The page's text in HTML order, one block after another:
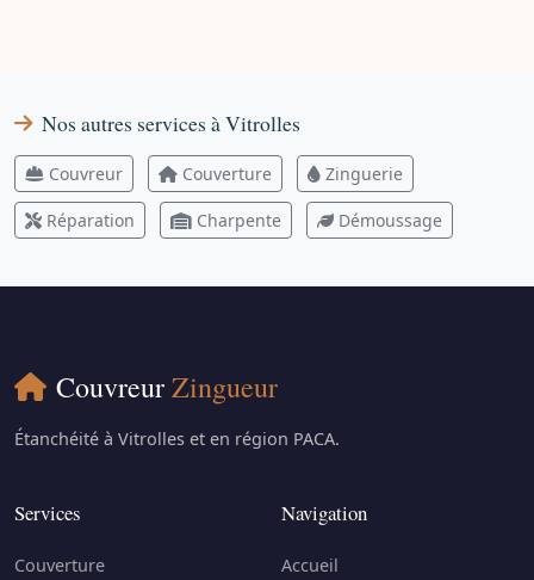
Nos autres services à Vitrolles
Couvreur Couverture Zinguerie
Réparation Charpente Démoussage
CouvreurZingueur
Étanchéité à Vitrolles et en région PACA.
Services
Couverture
Navigation
Accueil